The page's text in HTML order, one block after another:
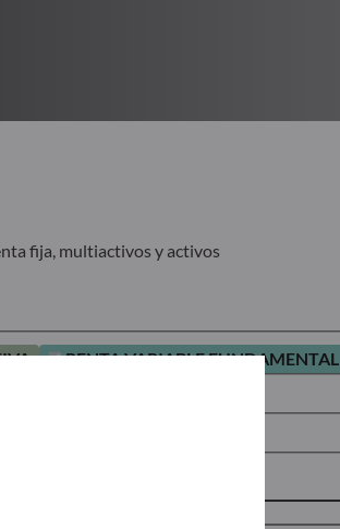
fija, multiactivos y activos
RENTA VARIABLE FUNDAMENTAL